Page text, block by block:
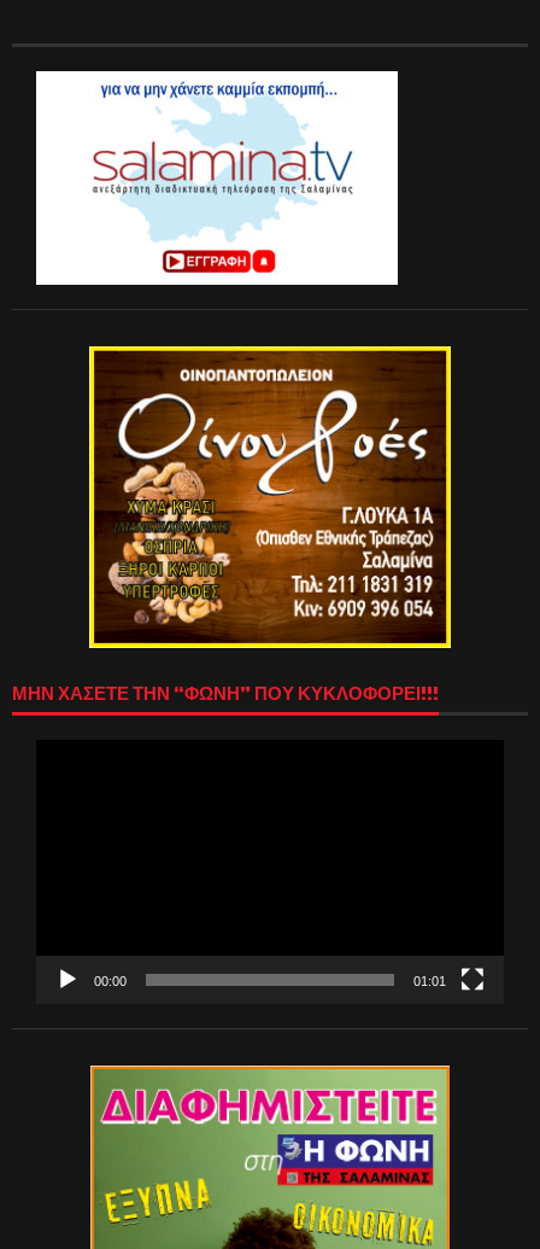
ΜΗΝ ΧΑΣΕΤΕ ΤΗΝ “ΦΩΝΗ” ΠΟΥ ΚΥΚΛΟΦΟΡΕΙ!!!
00:00 01:01